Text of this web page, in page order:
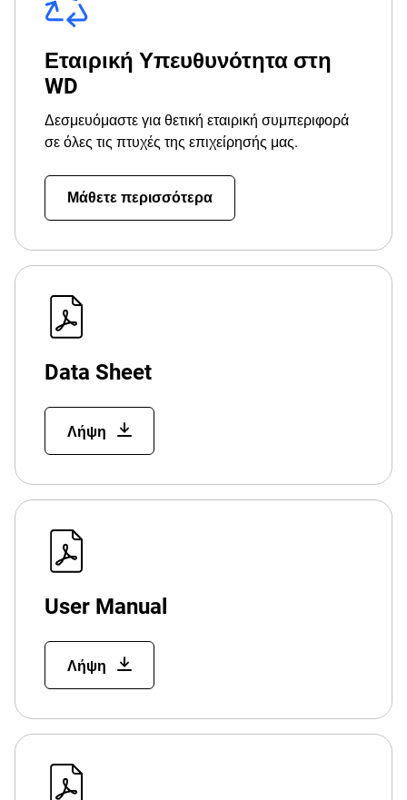
Εταιρική Υπευθυνότητα στη
WD
Δεσμευόμαστε για θετική εταιρική συμπεριφορά
σε όλες τις πτυχές της επιχείρησής μας.
Μάθετε περισσότερα
Data Sheet
Λήψη
User Manual
Λήψη